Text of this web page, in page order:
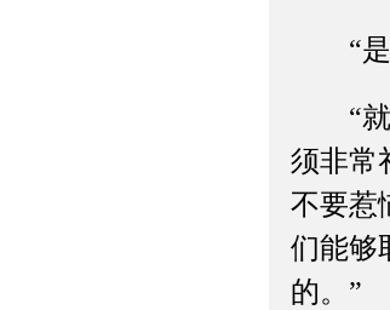
“是
“就
须非常
不要惹
们能够
的。”